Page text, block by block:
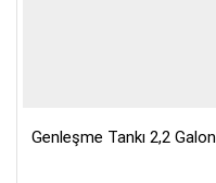
Genleşme Tankı 2,2 Galon